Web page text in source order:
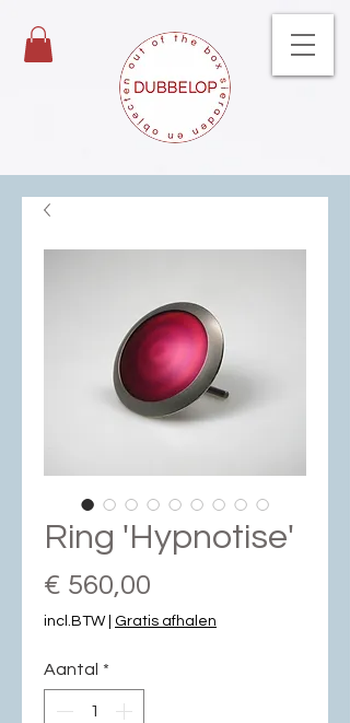
Ring 'Hypnotise'
€ 560,00
incl.BTW Gratis afhalen
Aantal *